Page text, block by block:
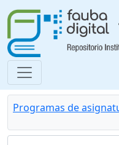
Programas de